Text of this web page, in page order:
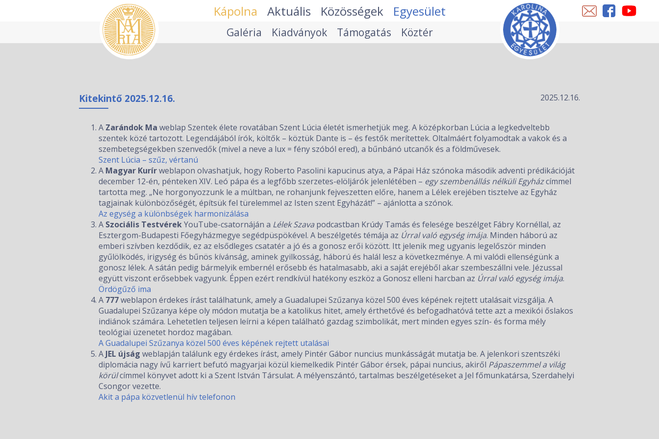
Kápolna Aktuális Közösségek Egyesület
Galéria Kiadványok Támogatás Köztér
Kitekintő 2025.12.16. 2025.12.16.
A Zarándok Ma weblap Szentek élete rovatában Szent Lúcia életét ismerhetjük meg. A középkorban Lúcia a legkedveltebb
szentek közé tartozott. Legendájából írók, költők – köztük Dante is – és festők merítettek. Oltalmáért folyamodtak a vakok és a
szembetegségekben szenvedők (mivel a neve a lux = fény szóból ered), a bűnbánó utcanők és a földművesek.
Szent Lúcia – szűz, vértanú
A Magyar Kurírweblapon olvashatjuk, hogy Roberto Pasolini kapucinus atya, a Pápai Ház szónoka második adventi prédikációját
december 12-én, pénteken XIV. Leó pápa és a legfőbb szerzetes-elöljárók jelenlétében – egy szembenállás nélküli Egyházcímmel
tartotta meg. „Ne horgonyozzunk le a múltban, ne rohanjunk fejveszetten előre, hanem a Lélek erejében tisztelve az Egyház
tagjainak különbözőségét, építsük fel türelemmel az Isten szent Egyházát!” – ajánlotta a szónok.
Az egység a különbségek harmonizálása
A Szociális TestvérekYouTube-csatornáján a Lélek Szava podcastban Krúdy Tamás és felesége beszélget Fábry Kornéllal, az
Esztergom-Budapesti Főegyházmegye segédpüspökével. A beszélgetés témája az Úrral való egység imája. Minden háború az
emberi szívben kezdődik, ez az elsődleges csatatér a jó és a gonosz erői között. Itt jelenik meg ugyanis legelőször minden
gyűlölködés, irigység és bűnös kívánság, aminek gyilkosság, háború és halál lesz a következménye. A mi valódi ellenségünk a
gonosz lélek. A sátán pedig bármelyik embernél erősebb és hatalmasabb, aki a saját erejéből akar szembeszállni vele. Jézussal
együtt viszont erősebbek vagyunk. Éppen ezért rendkívül hatékony eszköz a Gonosz elleni harcban az Úrral való egység imája.
Ördögűző ima
A 777weblapon érdekes írást találhatunk, amely a Guadalupei Szűzanya közel 500 éves képének rejtett utalásait vizsgálja. A
Guadalupei Szűzanya képe oly módon mutatja be a katolikus hitet, amely érthetővé és befogadhatóvá tette azt a mexikói őslakos
indiánok számára. Lehetetlen teljesen leírni a képen található gazdag szimbolikát, mert minden egyes szín- és forma mély
teológiai üzenetet hordoz magában.
A Guadalupei Szűzanya közel 500 éves képének rejtett utalásai
A JEL újság weblapján találunk egy érdekes írást, amely Pintér Gábor nuncius munkásságát mutatja be. A jelenkori szentszéki
diplomácia nagy ívű karriert befutó magyarjai közül kiemelkedik Pintér Gábor érsek, pápai nuncius, akiről Pápaszemmel a világ
körülcímmel könyvet adott ki a Szent István Társulat. A mélyenszántó, tartalmas beszélgetéseket a Jel főmunkatársa, Szerdahelyi
Csongor vezette.
Akit a pápa közvetlenül hív telefonon